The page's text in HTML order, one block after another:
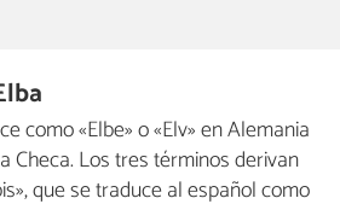
como «Elbe» o «Elv» en Alemania
Checa. Los tres términos derivan
que se traduce al español como